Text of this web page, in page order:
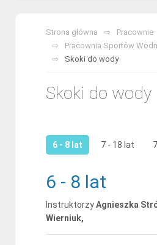
Strona główna
Pracownie
Pracownia Sportów
Skoki do wody
Skoki do wody
6 - 8 lat 7 - 18 lat
6 - 8 lat
InstruktorzyAgnieszka
Wierniuk,